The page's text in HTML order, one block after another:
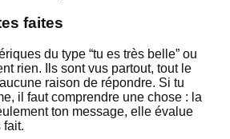
faites
du type “tu es très belle” ou
rien. Ils sont vus partout, tout le
raison de répondre. Si tu
il faut comprendre une chose : la
ton message, elle évalue
fait.